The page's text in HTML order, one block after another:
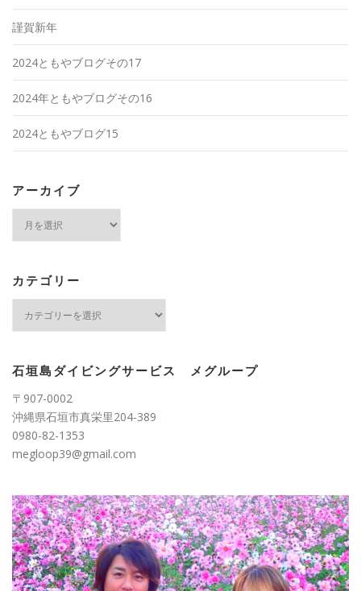
謹賀新年
2024ともやブログその17
2024年ともやブログその16
2024ともやブログ15
アーカイブ
ブ
カテゴリー
ー
石垣島ダイビングサービス メグループ
〒907-0002
沖縄県石垣市真栄里204-389
0980-82-1353
megloop39@gmail.com